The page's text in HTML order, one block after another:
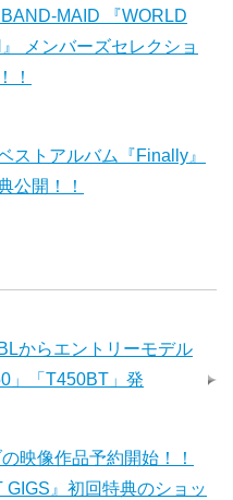
MAID 『WORLD
メンバーズセレクショ
！
ストアルバム『Finally』
公開！！
からエントリーモデル
」「T450BT」発
映像作品予約開始！！
GIGS』初回特典のショッ